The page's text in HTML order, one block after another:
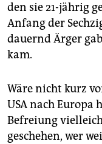
den sie 21-jährig
Anfang der
dauernd Ärger
kam.
Wäre nicht kurz
USA nach Europa
Befreiung
geschehen, wer